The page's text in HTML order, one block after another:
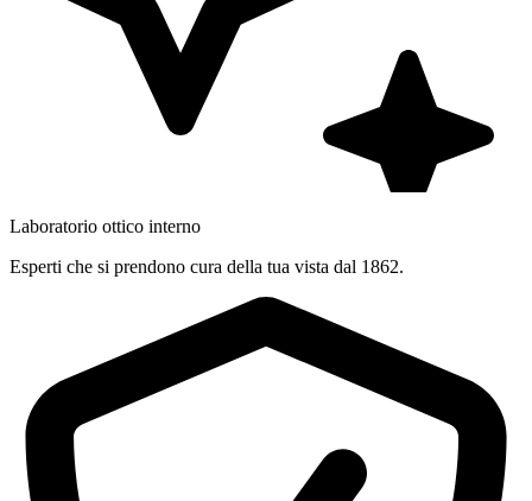
Laboratorio ottico interno
Esperti che si prendono cura della tua vista dal 1862.